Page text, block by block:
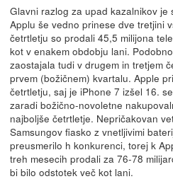
Glavni razlog za upad kazalnikov je
Applu še vedno prinese dve tretjini
četrtletju so prodali 45,5 milijona
kot v enakem obdobju lani.
zaostajala tudi v drugem in tretjem
prvem (božičnem) kvartalu. Apple
četrtletju, saj je iPhone 7 izšel 16.
zaradi božično-novoletne
najboljše četrtletje. Nepričakovan
Samsungov fiasko z vnetljivimi
preusmerilo h konkurenci, torej k
treh mesecih prodali za 76-78
bi bilo odstotek več kot lani.